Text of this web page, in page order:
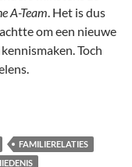
A-Team. Het is dus
om een nieuwe
Toch
Prairie [Seizoen 1;
FAMILIERELATIES